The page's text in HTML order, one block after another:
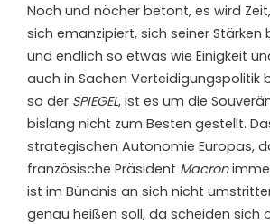
Noch und nöcher betont, es wird
sich emanzipiert, sich seiner Stärken
und endlich so etwas wie Einigkeit
auch in Sachen Verteidigungspolitik
so der SPIEGEL, ist es um die
bislang nicht zum Besten gestellt.
strategischen Autonomie Europas,
französische Präsident Macron
ist im Bündnis an sich nicht
genau heißen soll, da scheiden sich